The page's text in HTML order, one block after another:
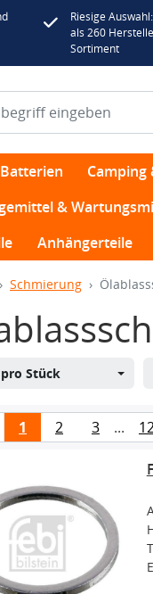
Riesige
als 260
Sortiment
Batterien Camping
&
Anhängerteile
Schmierung
pro Stück
1 2 3 ...